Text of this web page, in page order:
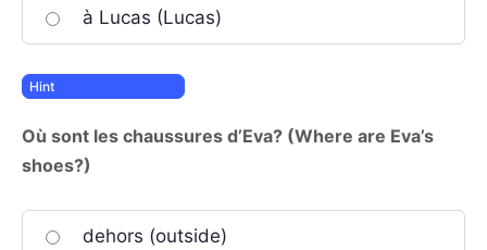
à Lucas (Lucas)
Où sont les chaussures d’Eva? (Where are Eva’s
shoes?)
dehors (outside)